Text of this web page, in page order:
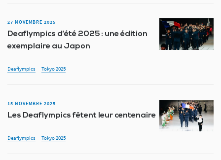
27 NOVEMBRE 2025
Deaflympics d’été 2025 : une édition
exemplaire au Japon
Deaflympics Tokyo 2025
15 NOVEMBRE 2025
Les Deaflympics fêtent leur centenaire
Deaflympics Tokyo 2025